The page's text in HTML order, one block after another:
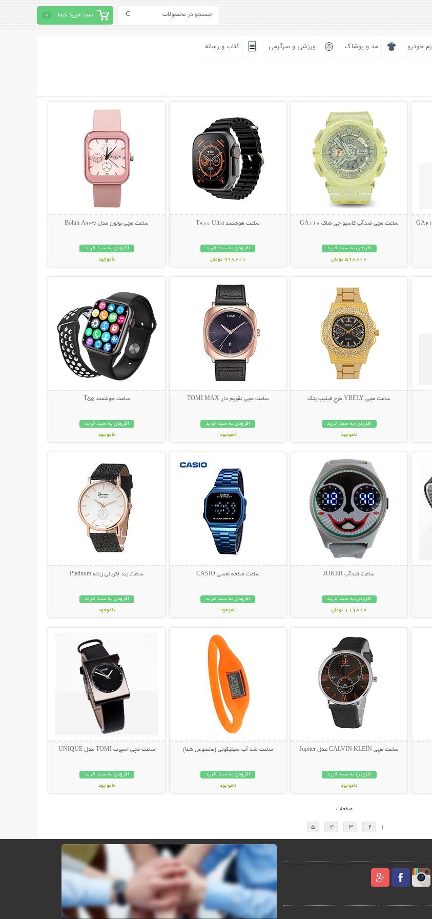
سبد خرید شما 0
خودرو مد و پوشاک ورزشی و سرگرمی کتاب و رسانه
ساعت مچی ضدآب کاسیو جی شاک GA110
افزودن به سبد خرید
598,000 تومان
ساعت هوشمند T800 Ultra
افزودن به سبد خرید
998,000 تومان
ساعت مچی بولون مدل Bolun A637
افزودن به سبد خرید
ناموجود
ساعت مچی YBELY طرح فیلیپ پتک
افزودن به سبد خرید
ناموجود
ساعت مچی تقویم دار TOMI MAX
افزودن به سبد خرید
ناموجود
ساعت هوشمند T55
افزودن به سبد خرید
ناموجود
ساعت ضدآب JOKER
افزودن به سبد خرید
119,000 تومان
ساعت صفحه لمسی CASIO
افزودن به سبد خرید
ناموجود
ساعت بند اکریلی زنانه Platinum
افزودن به سبد خرید
ناموجود
ساعت مچی CALVIN KLEIN مدل Jupiter
افزودن به سبد خرید
ناموجود
ساعت ضد آب سیلیکونی (مخصوص شنا)
افزودن به سبد خرید
ناموجود
ساعت مچی اسپرت TOMI مدل UNIQUE
افزودن به سبد خرید
ناموجود
صفحات
1
2
3
4
5